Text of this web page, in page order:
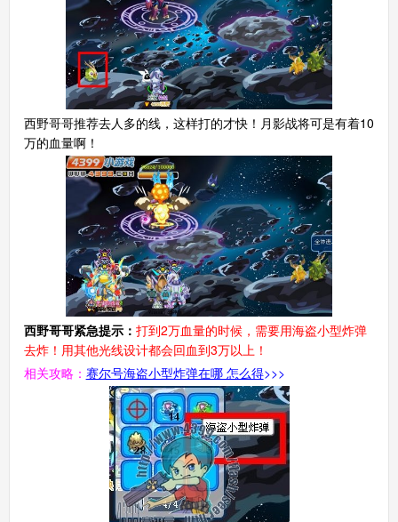
赛尔号手机版 搜
西野哥哥推荐去人多的线，这样打的才快！月影战将可是有着10
万的血量啊！
西野哥哥紧急提示： 打到2万血量的时候，需要用海盗小型炸弹
去炸！用其他光线设计都会回血到3万以上！
相关攻略： 赛尔号海盗小型炸弹在哪 怎么得>>>